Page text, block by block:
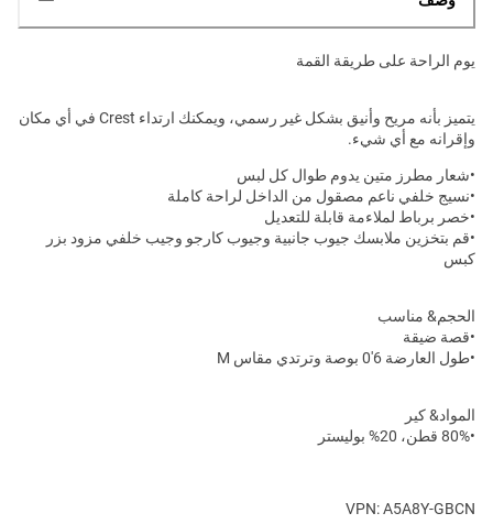
يوم الراحة على طريقة القمة
يتميز بأنه مريح وأنيق بشكل غير رسمي، ويمكنك ارتداء Crest في أي مكان
وإقرانه مع أي شيء.
•شعار مطرز متين يدوم طوال كل لبس
•نسيج خلفي ناعم مصقول من الداخل لراحة كاملة
•خصر برباط لملاءمة قابلة للتعديل
•قم بتخزين ملابسك جيوب جانبية وجيوب كارجو وجيب خلفي مزود بزر
كبس
الحجم& مناسب
•قصة ضيقة
•طول العارضة 6'0 بوصة وترتدي مقاس M
المواد& كير
•80% قطن، 20% بوليستر
VPN: A5A8Y-GBCN